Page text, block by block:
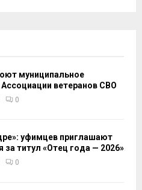
муниципальное
ветеранов СВО
0
уфимцев приглашают
за титул «Отец года — 2026»
0